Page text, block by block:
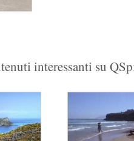
interessanti su